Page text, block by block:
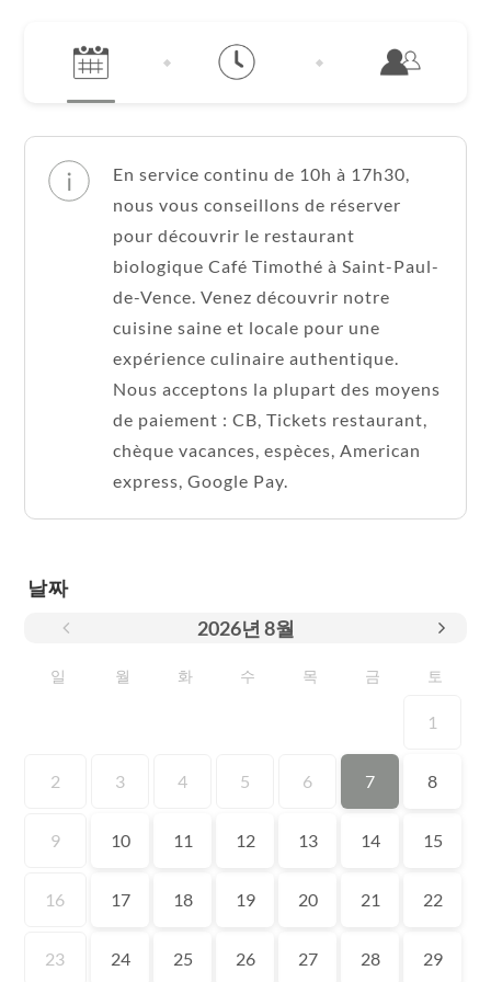
En service continu de 10h à 17h30,
nous vous conseillons de réserver
pour découvrir le restaurant
biologique Café Timothé à Saint-Paul-
de-Vence. Venez découvrir notre
cuisine saine et locale pour une
expérience culinaire authentique.
Nous acceptons la plupart des moyens
de paiement : CB, Tickets restaurant,
chèque vacances, espèces, American
express, Google Pay.
날짜
2026년 8월
일 월 화 수 목 금 토
1
2 3 4 5 6 7 8
9 10 11 12 13 14 15
16 17 18 19 20 21 22
23 24 25 26 27 28 29